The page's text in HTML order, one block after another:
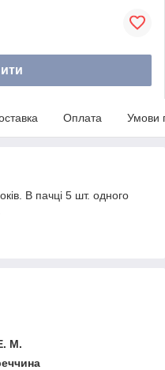
Оплата Умови
В пачці 5 шт. одного
M.